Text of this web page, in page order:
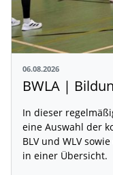
06.08.2026
BWLA |
In dieser
eine Auswahl der
BLV und WLV
in einer Übersicht.